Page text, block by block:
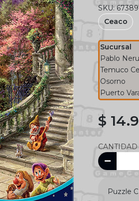
SKU:
Ceaco
Sucursal
Pablo
Temuco
Osorno
Puerto
$
CANTIDAD
Puzzle